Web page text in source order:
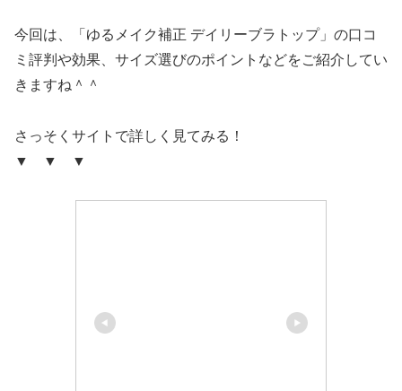
今回は、「ゆるメイク補正 デイリーブラトップ」の口コ
ミ評判や効果、サイズ選びのポイントなどをご紹介してい
きますね＾＾
さっそくサイトで詳しく見てみる！
▼ ▼ ▼